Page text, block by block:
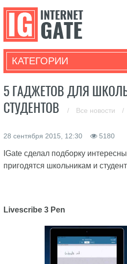
КАТЕГОРИИ
5 ГАДЖЕТОВ ДЛЯ
СТУДЕНТОВ
/ Все новости /
28 сентября 2015, 12:30 5180
IGate сделал подборку
пригодятся школьникам и
Livescribe 3 Pen